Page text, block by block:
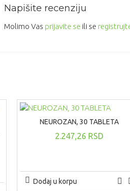
Napišite recenziju
Molimo Vas prijavite se ili se
NEUROZAN, 30 TABLETA
2.247,26 RSD
Dodaj u korpu